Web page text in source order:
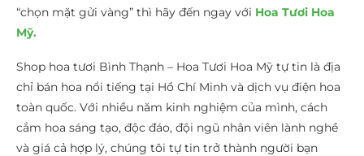
“chọn mặt gửi vàng” thì hãy đến ngay với Hoa Tươi Hoa
Mỹ.
Shop hoa tươi Bình Thạnh – Hoa Tươi Hoa Mỹ tự tin là địa
chỉ bán hoa nổi tiếng tại Hồ Chí Minh và dịch vụ điện hoa
toàn quốc. Với nhiều năm kinh nghiệm của mình, cách
cắm hoa sáng tạo, độc đáo, đội ngũ nhân viên lành nghề
và giá cả hợp lý, chúng tôi tự tin trở thành người bạn